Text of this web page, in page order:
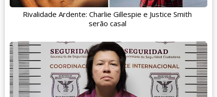
Rivalidade Ardente: Charlie Gillespie e Justice Smith
serão casal